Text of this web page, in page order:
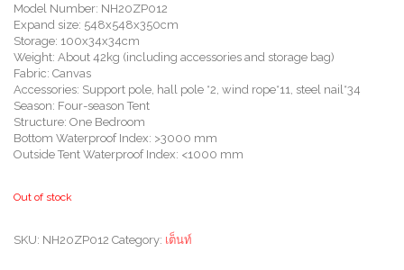
Model Number: NH20ZP012
Expand size: 548x548x350cm
Storage: 100x34x34cm
Weight: About 42kg (including accessories and storage bag)
Fabric: Canvas
Accessories: Support pole, hall pole *2, wind rope*11, steel nail*34
Season: Four-season Tent
Structure: One Bedroom
Bottom Waterproof Index: >3000 mm
Outside Tent Waterproof Index: <1000 mm
Out of stock
SKU: NH20ZP012 Category: เต็นท์